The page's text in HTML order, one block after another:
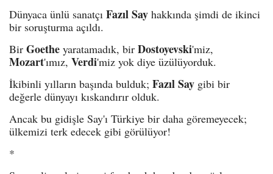
Dünyaca ünlü sanatçı Fazıl Say hakkında şimdi de ikinci
bir soruşturma açıldı.
Bir Goethe yaratamadık, bir Dostoyevski'miz,
Mozart'ımız, Verdi'miz yok diye üzülüyorduk.
İkibinli yılların başında bulduk; Fazıl Say gibi bir
değerle dünyayı kıskandırır olduk.
Ancak bu gidişle Say'ı Türkiye bir daha göremeyecek;
ülkemizi terk edecek gibi görülüyor!
*